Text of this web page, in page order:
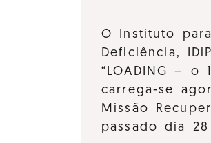
O Instituto
Deficiência,
“LOADING – o
carrega-se
Missão
passado dia